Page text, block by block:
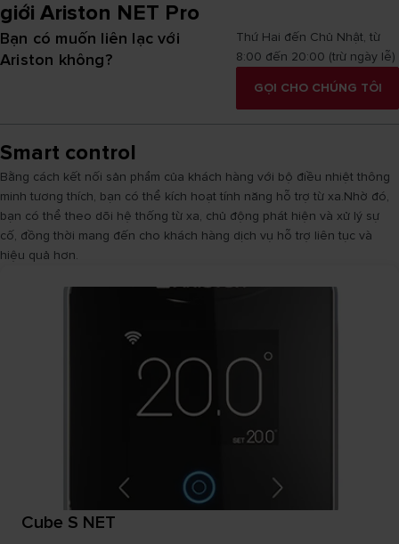
giới Ariston NET Pro
Bạn có muốn liên lạc với
Ariston không?
Thứ Hai đến Chủ Nhật, từ
8:00 đến 20:00 (trừ ngày lễ)
GỌI CHO CHÚNG TÔI
Smart control
Bằng cách kết nối sản phẩm của khách hàng với bộ điều nhiệt thông
minh tương thích, bạn có thể kích hoạt tính năng hỗ trợ từ xa.Nhờ đó,
bạn có thể theo dõi hệ thống từ xa, chủ động phát hiện và xử lý sự
cố, đồng thời mang đến cho khách hàng dịch vụ hỗ trợ liên tục và
hiệu quả hơn.
Cube S NET